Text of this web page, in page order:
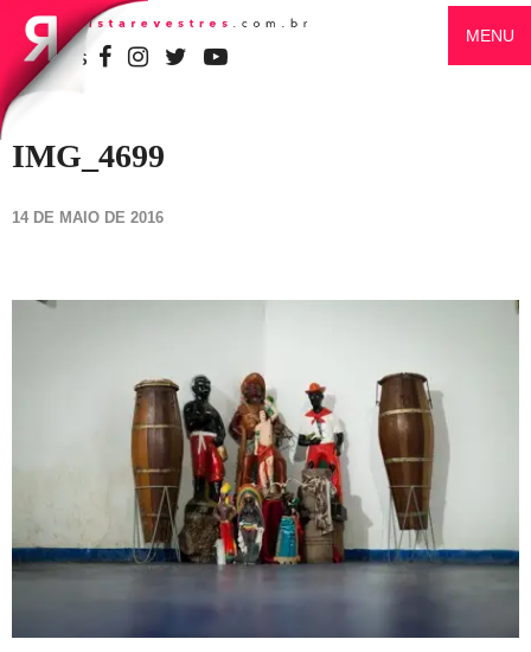
SIGA-NOS
MENU
IMG_4699
14 DE MAIO DE 2016